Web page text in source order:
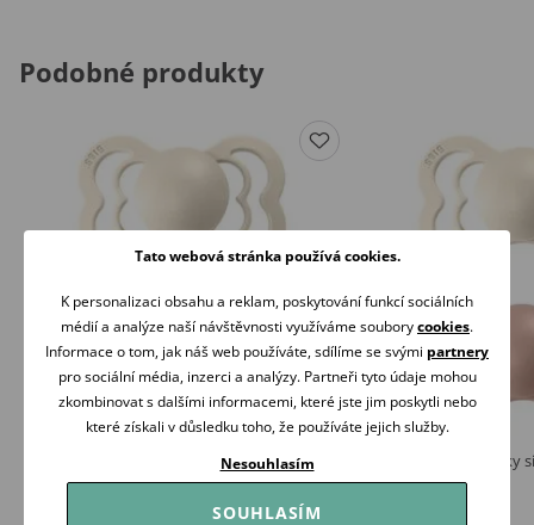
Podobné produkty
BIBS Supreme Dudlíky kaučuk symetrické 0-
6m 2ks Ivory/Blush
BIBS Supreme
6m+ 2ks Ivory/Blush
Tato webová stránka používá cookies.
K personalizaci obsahu a reklam, poskytování funkcí sociálních
médií a analýze naší návštěvnosti využíváme souborycookies.
Informace o tom, jak náš web používáte, sdílíme se svými partnery
pro sociální média, inzerci a analýzy. Partneři tyto údaje mohou
zkombinovat s dalšími informacemi, které jste jim poskytli nebo
které získali v důsledku toho, že používáte jejich služby.
Nesouhlasím
SOUHLASÍM